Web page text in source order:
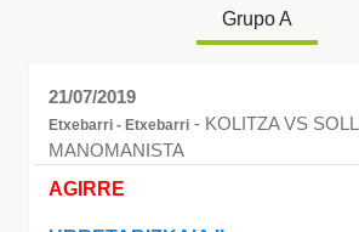
Grupo A
21/07/2019
Etxebarri - Etxebarri - KOLITZA VS
MANOMANISTA
AGIRRE